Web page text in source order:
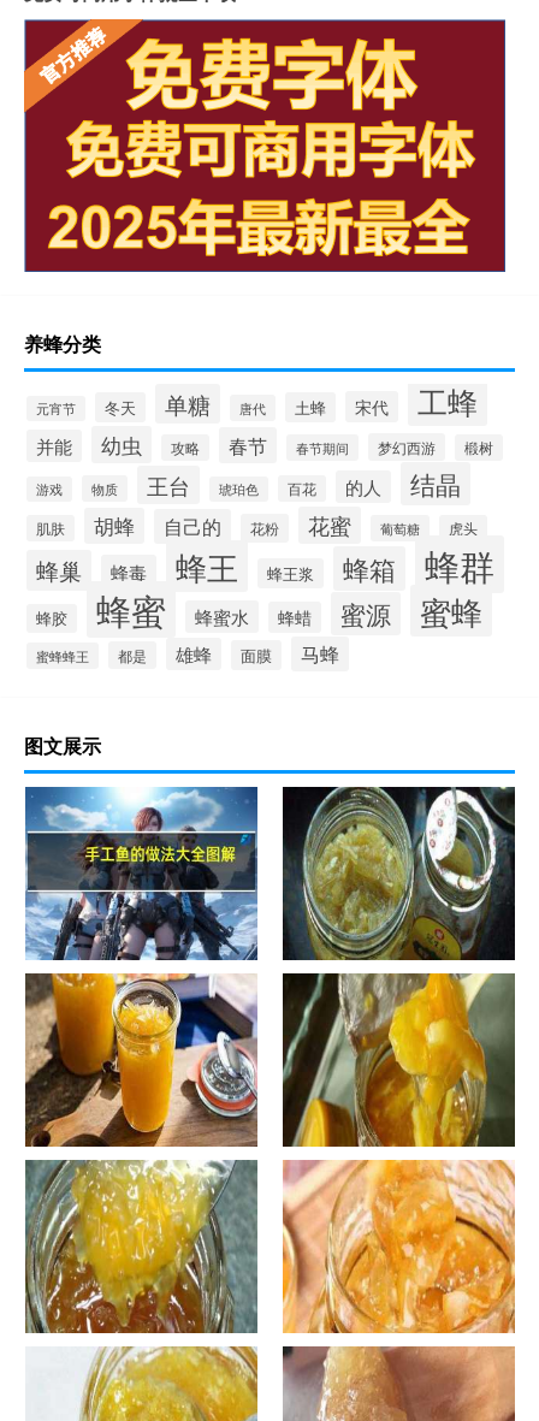
养蜂分类
元宵节 冬天 单糖 唐代 土蜂 宋代 工蜂
并能 幼虫 攻略 春节 春节期间 梦幻西游 椴树
游戏 物质 王台 琥珀色 百花 的人 结晶
肌肤 胡蜂 自己的 花粉 花蜜 葡萄糖 虎头
蜂巢 蜂毒 蜂王 蜂王浆 蜂箱 蜂群
蜂胶 蜂蜜 蜂蜜水 蜂蜡 蜜源 蜜蜂
蜜蜂蜂王 都是 雄蜂 面膜 马蜂
图文展示
手工鱼的做法大全图解
蜂蜜柚子茶的正确做法-蜂蜜柚
子茶的浸泡方法有哪些？
自制蜂蜜柚子茶-蜂蜜柚子茶有
哪些正确的做法？
自制蜂蜜柚子茶-蜂蜜柚子茶如
何正确饮用？
罐装蜂蜜柚子茶胖吗-蜂蜜柚子
茶喝了会发胖吗？
在家怎样做蜂蜜柚子茶-喝蜂蜜
柚子茶有哪些禁忌？